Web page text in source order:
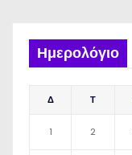
Ημερολόγιο
Δ Τ
1 2